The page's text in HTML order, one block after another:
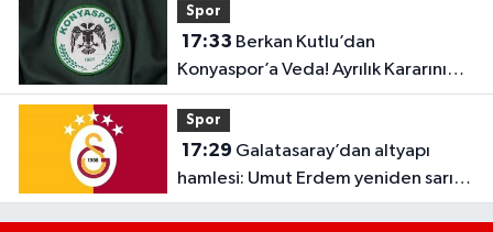
Etkilenecek
Spor
17:33
Konyaspor’a Veda! Ayrılık Kararını
Duyurdu
Spor
17:29
hamlesi: Umut Erdem yeniden sarı-
kırmızılılarda